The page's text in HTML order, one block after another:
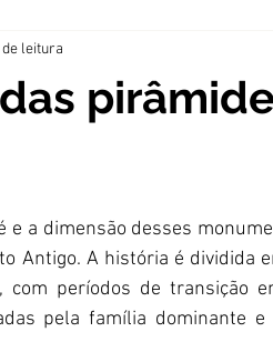
leitura
a dimensão desses
Antigo. A história é dividida
períodos de transição
pela família dominante e